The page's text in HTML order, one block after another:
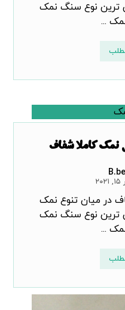
ترین نوع سنگ نمک
...
کاملا شفاف
در میان تنوع نمک
ترین نوع سنگ نمک
...